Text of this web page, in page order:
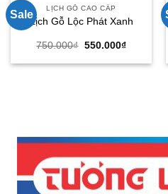
Sale
LỊCH GỖ CAO CẤP
Lịch Gỗ Lộc Phát Xanh
750.000₫ Giá
là:
550.000₫Giá
tại